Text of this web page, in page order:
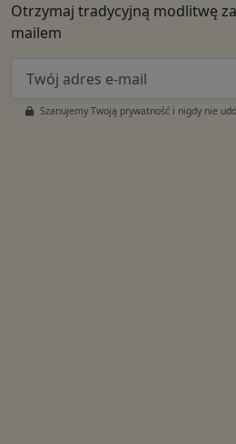
Otrzymaj tradycyjną modlitwę
mailem
Szanujemy Twoją prywatność i nigdy nie